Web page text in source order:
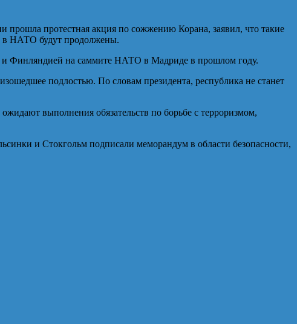
прошла протестная акция по сожжению Корана, заявил, что такие
в НАТО будут продолжены.
и Финляндией на саммите НАТО в Мадриде в прошлом году.
подлостью. По словам президента, республика не станет
выполнения обязательств по борьбе с терроризмом,
и Стокгольм подписали меморандум в области безопасности,